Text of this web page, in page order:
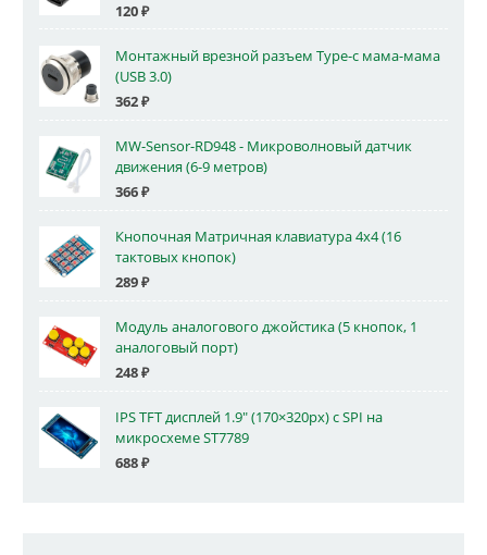
120₽
Монтажный врезной разъем Type-c мама-мама
(USB 3.0)
362₽
MW-Sensor-RD948 - Микроволновый датчик
движения (6-9 метров)
366₽
Кнопочная Матричная клавиатура 4x4 (16
тактовых кнопок)
289₽
Модуль аналогового джойстика (5 кнопок, 1
аналоговый порт)
248₽
IPS TFT дисплей 1.9" (170×320px) с SPI на
микросхеме ST7789
688₽